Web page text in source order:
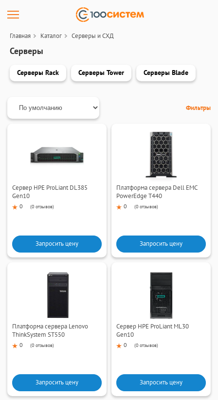
Главная Каталог Серверы и СХД
Серверы
Серверы Rack Серверы Tower Серверы Blade
Фильтры
Сервер HPE ProLiant DL385
Gen10
0 (0 отзывов)
Запросить цену
Платформа сервера Dell EMC
PowerEdge T440
0 (0 отзывов)
Запросить цену
Платформа сервера Lenovo
ThinkSystem ST550
0 (0 отзывов)
Запросить цену
Сервер HPE ProLiant ML30
Gen10
0 (0 отзывов)
Запросить цену